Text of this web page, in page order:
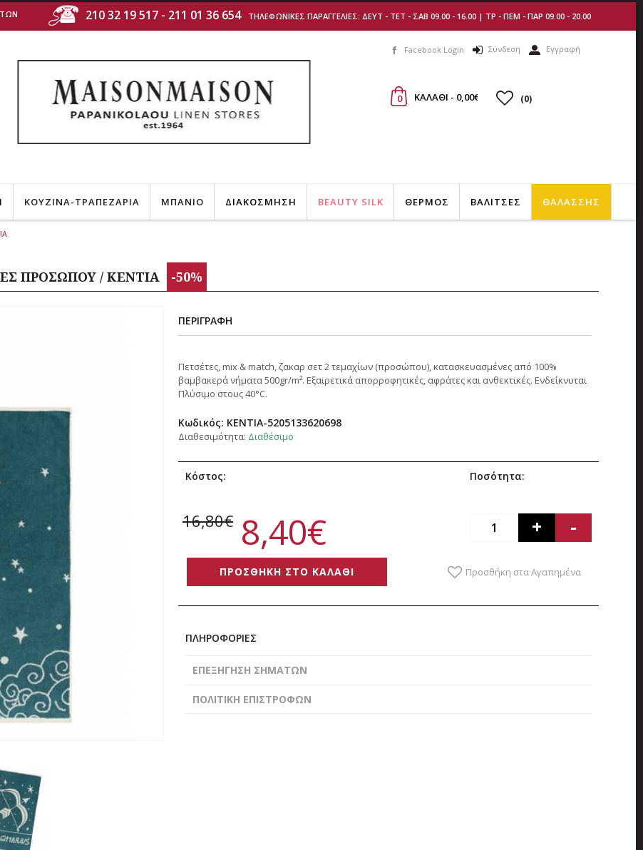
210 32 19 517- 211 01 36 654 ΤΗΛΕΦΩΝΙΚΕΣ ΠΑΡΑΓΓΕΛΙΕΣ: ΔΕΥΤ - ΤΕΤ - ΣΑΒ 09.00 - 16.00 | ΤΡ - ΠΕΜ - ΠΑΡ 09.00 - 20.00
Facebook Login Σύνδεση Εγγραφή
0 ΚΑΛΑΘI - 0,00€ (0)
ΚΟΥΖΙΝΑ-ΤΡΑΠΕΖΑΡΙΑ ΜΠΑΝΙΟ ΔΙΑΚΟΣΜΗΣΗ BEAUTY SILK ΘΕΡΜΟΣ ΒΑΛΙΤΣΕΣ ΘΑΛΑΣΣΗΣ
ΠΡΟΣΩΠΟΥ / ΚΕΝΤΙΑ -50%
ΠΕΡΙΓΡΑΦΗ
Πετσέτες, mix & match, ζακαρ σετ 2 τεμαχίων (προσώπου), κατασκευασμένες από 100%
βαμβακερά νήματα 500gr/m². Εξαιρετικά απορροφητικές, αφράτες και ανθεκτικές. Ενδείκνυται
Πλύσιμο στους 40°C.
Κωδικός: KENTIA-5205133620698
Διαθεσιμότητα: Διαθέσιμο
Κόστος: Ποσότητα:
16,80€ 8,40€ -
+
ΠΡΟΣΘΗΚΗ ΣΤΟ ΚΑΛΑΘΙ Προσθήκη στα Αγαπημένα
ΠΛΗΡΟΦΟΡΙΕΣ
ΕΠΕΞΗΓΗΣΗ ΣΗΜΑΤΩΝ
ΠΟΛΙΤΙΚΗ ΕΠΙΣΤΡΟΦΩΝ